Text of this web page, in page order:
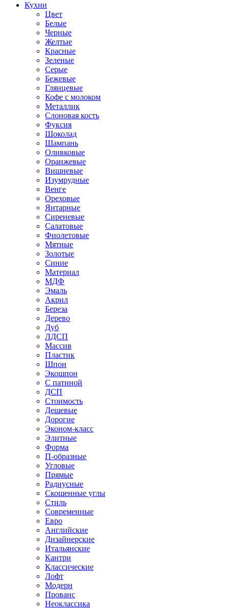
Кухни
Цвет
Белые
Черные
Желтые
Красные
Зеленые
Серые
Бежевые
Глянцевые
Кофе с молоком
Металлик
Слоновая кость
Фуксия
Шоколад
Шампань
Оливковые
Оранжевые
Вишневые
Изумрудные
Венге
Ореховые
Янтарные
Сиреневые
Салатовые
Фиолетовые
Мятные
Золотые
Синие
Материал
МДФ
Эмаль
Акрил
Береза
Дерево
Дуб
ЛДСП
Массив
Пластик
Шпон
Экошпон
С патиной
ДСП
Стоимость
Дешевые
Дорогие
Эконом-класс
Элитные
Форма
П-образные
Угловые
Прямые
Радиусные
Скошенные углы
Стиль
Современные
Евро
Английские
Дизайнерские
Итальянские
Кантри
Классические
Лофт
Модерн
Прованс
Неоклассика